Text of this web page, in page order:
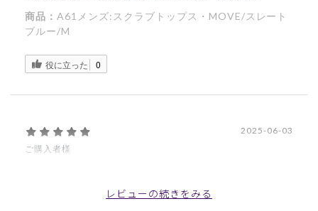
商品： A61メンズ:スクラブトップス・MOVE/スレート
ブルー/M
役に立った 0
ご購入者様
2025-06-03
レビューの続きをみる